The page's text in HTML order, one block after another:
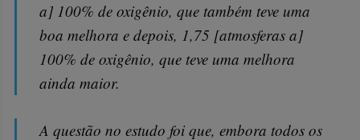
a] 100% de oxigênio, que também teve uma
boa melhora e depois, 1,75 [atmosferas a]
100% de oxigênio, que teve uma melhora
ainda maior.
A questão no estudo foi que, embora todos os